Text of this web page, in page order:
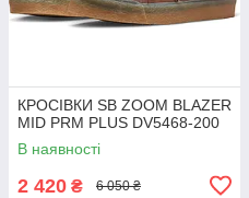
КРОСІВКИ SB ZOOM BLAZER
MID PRM PLUS DV5468-200
В наявності
2 420 ₴ 6 050 ₴